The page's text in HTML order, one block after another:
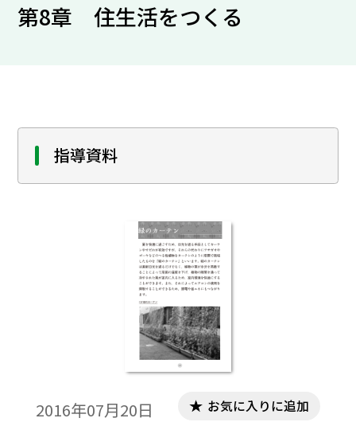
第8章 住生活をつくる
指導資料
2016年07月20日 お気に入りに追加